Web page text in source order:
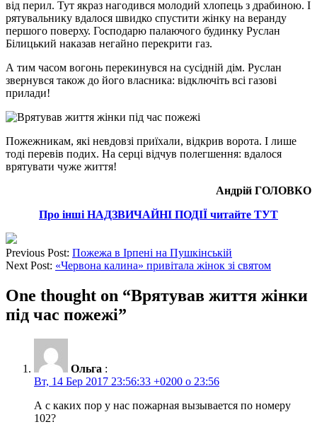
від перил. Тут якраз нагодився молодий хлопець з драбиною. І
рятувальнику вдалося швидко спустити жінку на веранду
першого поверху. Господарю палаючого будинку Руслан
Білицький наказав негайно перекрити газ.
А тим часом вогонь перекинувся на сусідній дім. Руслан
звернувся також до його власника: відключіть всі газові
прилади!
Пожежникам, які невдовзі приїхали, відкрив ворота. І лише
тоді перевів подих. На серці відчув полегшення: вдалося
врятувати чуже життя!
Андрій ГОЛОВКО
Про інші НАДЗВИЧАЙНІ ПОДІЇ читайте ТУТ
Previous Post: Пожежа в Ірпені на Пушкінській
Next Post: «Червона калина» привітала жінок зі святом
One thought on “Врятував життя жінки
під час пожежі”
Ольга :
Вт, 14 Бер 2017 23:56:33 +0200 о 23:56
А с каких пор у нас пожарная вызывается по номеру
102?